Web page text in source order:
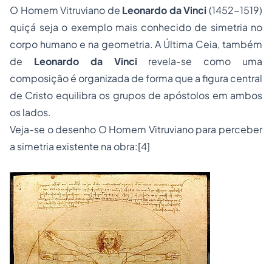
O Homem Vitruviano de Leonardo da Vinci(1452-1519)
quiçá seja o exemplo mais conhecido de simetria no
corpo humano e na geometria.A Última Ceia, também
de Leonardo da Vinci revela-se como uma
composição é organizada de forma que a figura central
de Cristo equilibra os grupos de apóstolos em ambos
os lados.
Veja-se o desenho O Homem Vitruvianopara perceber
a simetria existente na obra:[4]